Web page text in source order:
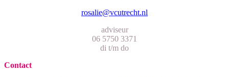
rosalie@vcutrecht.nl
adviseur
06 5750 3371
di t/m do
Contact